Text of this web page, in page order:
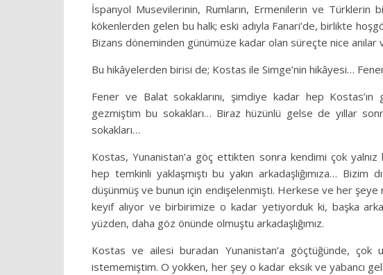
İspanyol Musevilerinin, Rumların, Ermenilerin ve Türklerin
kökenlerden gelen bu halk; eski adıyla Fanari’de, birlikte
Bizans döneminden günümüze kadar olan süreçte nice anılar
Bu hikâyelerden birisi de; Kostas ile Simge’nin hikâyesi…
Fener ve Balat sokaklarını, şimdiye kadar hep
gezmiştim bu sokakları… Biraz hüzünlü gelse de yıllar
sokakları…
Kostas, Yunanistan’a göç ettikten sonra kendimi çok
hep temkinli yaklaşmıştı bu yakın arkadaşlığımıza… Bizim
düşünmüş ve bunun için endişelenmişti. Herkese ve her
keyif alıyor ve birbirimize o kadar yetiyorduk ki, başka
yüzden, daha göz önünde olmuştu arkadaşlığımız.
Kostas ve ailesi buradan Yunanistan’a göçtüğünde, çok
istememiştim. O yokken, her şey o kadar eksik ve yabancı